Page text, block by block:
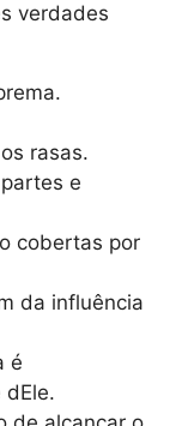
verdades
rasas.
e
cobertas por
da influência
é